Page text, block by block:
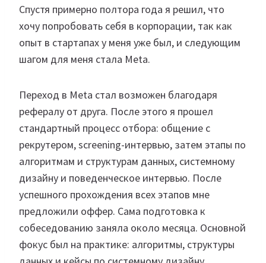
Спустя примерно полтора года я решил, что
хочу попробовать себя в корпорации, так как
опыт в стартапах у меня уже был, и следующим
шагом для меня стала Meta.
Переход в Meta стал возможен благодаря
рефералу от друга. После этого я прошел
стандартный процесс отбора: общение с
рекрутером, screening-интервью, затем этапы по
алгоритмам и структурам данных, системному
дизайну и поведенческое интервью. После
успешного прохождения всех этапов мне
предложили оффер. Сама подготовка к
собеседованию заняла около месяца. Основной
фокус был на практике: алгоритмы, структуры